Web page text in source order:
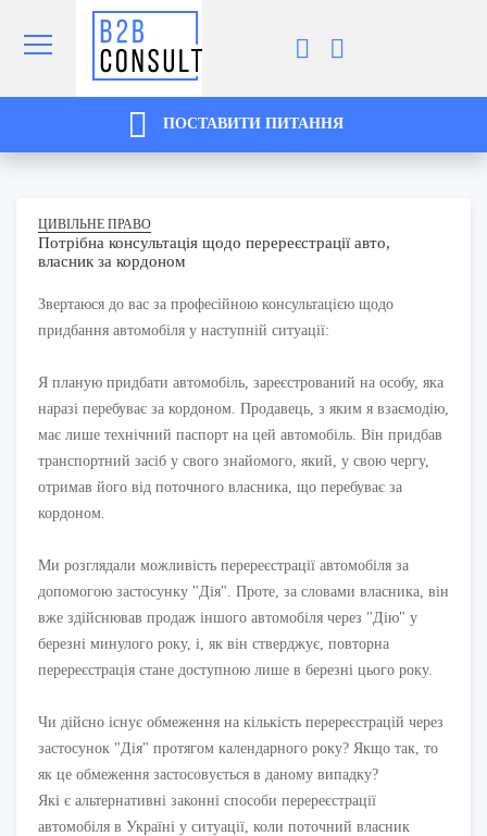
ПОСТАВИТИ ПИТАННЯ
ЦИВІЛЬНЕ ПРАВО
Потрібна консультація щодо перереєстрації авто,
власник за кордоном
Звертаюся до вас за професійною консультацією щодо
придбання автомобіля у наступній ситуації:
Я планую придбати автомобіль, зареєстрований на особу, яка
наразі перебуває за кордоном. Продавець, з яким я взаємодію,
має лише технічний паспорт на цей автомобіль. Він придбав
транспортний засіб у свого знайомого, який, у свою чергу,
отримав його від поточного власника, що перебуває за
кордоном.
Ми розглядали можливість перереєстрації автомобіля за
допомогою застосунку "Дія". Проте, за словами власника, він
вже здійснював продаж іншого автомобіля через "Дію" у
березні минулого року, і, як він стверджує, повторна
перереєстрація стане доступною лише в березні цього року.
Чи дійсно існує обмеження на кількість перереєстрацій через
застосунок "Дія" протягом календарного року? Якщо так, то
як це обмеження застосовується в даному випадку?
Які є альтернативні законні способи перереєстрації
автомобіля в Україні у ситуації, коли поточний власник